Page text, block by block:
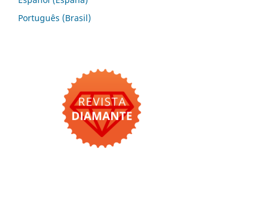
Português (Brasil)